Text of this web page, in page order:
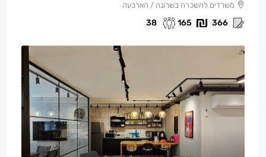
משרדים להשכרה בשרונה / הארבעה
366
165
38